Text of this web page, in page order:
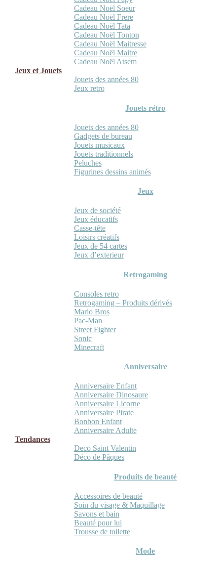
Cadeau Noël Soeur
Cadeau Noël Frere
Cadeau Noël Tata
Cadeau Noël Tonton
Cadeau Noël Maitresse
Cadeau Noël Maitre
Cadeau Noël Atsem
Jeux et Jouets
Jouets des années 80
Jeux retro
Jouets rétro
Jouets des années 80
Gadgets de bureau
Jouets musicaux
Jouets traditionnels
Peluches
Figurines dessins animés
Jeux
Jeux de société
Jeux éducatifs
Casse-tête
Loisirs créatifs
Jeux de 54 cartes
Jeux d’exterieur
Retrogaming
Consoles retro
Retrogaming – Produits dérivés
Mario Bros
Pac-Man
Street Fighter
Sonic
Minecraft
Anniversaire
Anniversaire Enfant
Anniversaire Dinosaure
Anniversaire Licorne
Anniversaire Pirate
Bonbon Enfant
Anniversaire Adulte
Tendances
Deco Saint Valentin
Déco de Pâques
Produits de beauté
Accessoires de beauté
Soin du visage & Maquillage
Savons et bain
Beauté pour lui
Trousse de toilette
Mode